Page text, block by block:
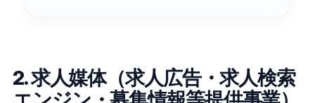
2. 求人媒体（求人広告・求人検索